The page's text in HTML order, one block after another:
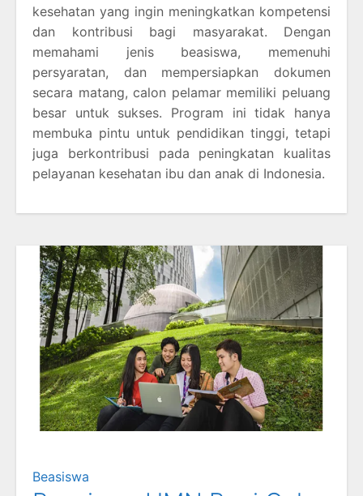
kesehatan yang ingin meningkatkan kompetensi
dan kontribusi bagi masyarakat. Dengan
memahami jenis beasiswa, memenuhi
persyaratan, dan mempersiapkan dokumen
secara matang, calon pelamar memiliki peluang
besar untuk sukses. Program ini tidak hanya
membuka pintu untuk pendidikan tinggi, tetapi
juga berkontribusi pada peningkatan kualitas
pelayanan kesehatan ibu dan anak di Indonesia.
Beasiswa